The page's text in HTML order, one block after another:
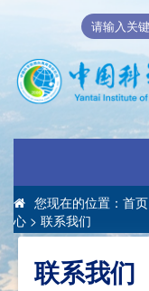
您现在的位置： 首页
心 > 联系我们
联系我们